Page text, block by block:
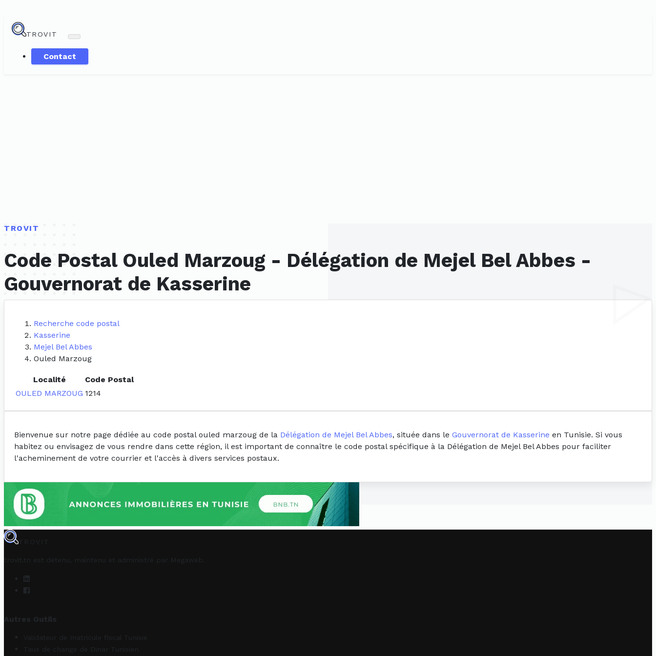
TROVIT
Contact
TROVIT
Code Postal Ouled Marzoug - Délégation de Mejel Bel Abbes -
Gouvernorat de Kasserine
Recherche code postal
Kasserine
Mejel Bel Abbes
Ouled Marzoug
Localité
Code Postal
OULED MARZOUG 1214
Bienvenue sur notre page dédiée au code postal ouled marzoug de la Délégation de Mejel Bel Abbes, située dans le Gouvernorat de Kasserine en Tunisie. Si vous
habitez ou envisagez de vous rendre dans cette région, il est important de connaître le code postal spécifique à la Délégation de Mejel Bel Abbes pour faciliter
l'acheminement de votre courrier et l'accès à divers services postaux.
TROVIT
trovit.tn est détenu, maintenu et administré par Megaweb
Autres Outils
Validateur de matricule fiscal Tunisie
Taux de change de Dinar Tunisien